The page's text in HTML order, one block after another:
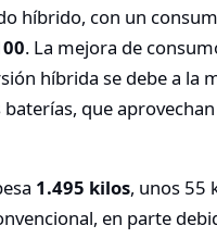
híbrido, con un
. La mejora de
híbrida se debe a la
baterías, que
1.495 kilos, unos 55
en parte